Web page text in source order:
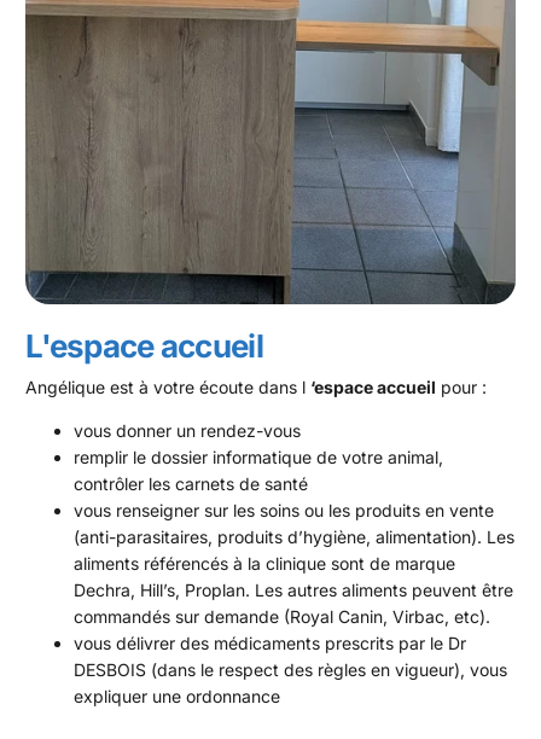
L'espace accueil
Angélique est à votre écoute dans l ‘espace accueil pour :
vous donner un rendez-vous
remplir le dossier informatique de votre animal,
contrôler les carnets de santé
vous renseigner sur les soins ou les produits en vente
(anti-parasitaires, produits d’hygiène, alimentation). Les
aliments référencés à la clinique sont de marque
Dechra, Hill’s, Proplan. Les autres aliments peuvent être
commandés sur demande (Royal Canin, Virbac, etc).
vous délivrer des médicaments prescrits par le Dr
DESBOIS (dans le respect des règles en vigueur), vous
expliquer une ordonnance